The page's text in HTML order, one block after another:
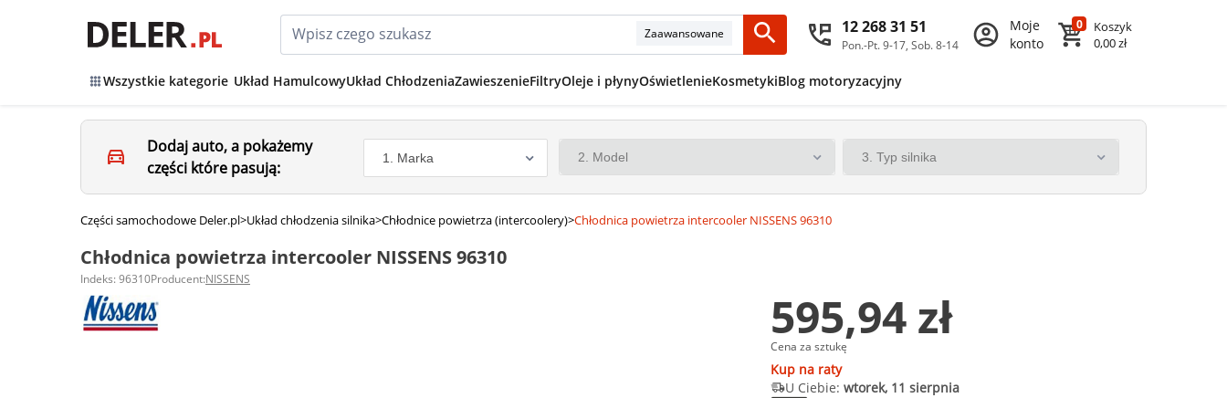
Zaawansowane 12 268 31 51
Pon.-Pt. 9-17, Sob. 8-14
Moje
konto
0
Koszyk
0,00 zł
Wszystkie kategorie Układ HamulcowyUkład ChłodzeniaZawieszenieFiltryOleje i płynyOświetlenieKosmetykiBlog motoryzacyjny
Dodaj auto, a pokażemy
części które pasują:
Części samochodowe Deler.pl>Układ chłodzenia silnika>Chłodnice powietrza (intercoolery)>Chłodnica powietrza intercooler NISSENS 96310
Chłodnica powietrza intercooler NISSENS 96310
Indeks: 96310Producent:NISSENS
595,94 zł
Cena za sztukę
Kup na raty
U Ciebie:wtorek, 11 sierpnia